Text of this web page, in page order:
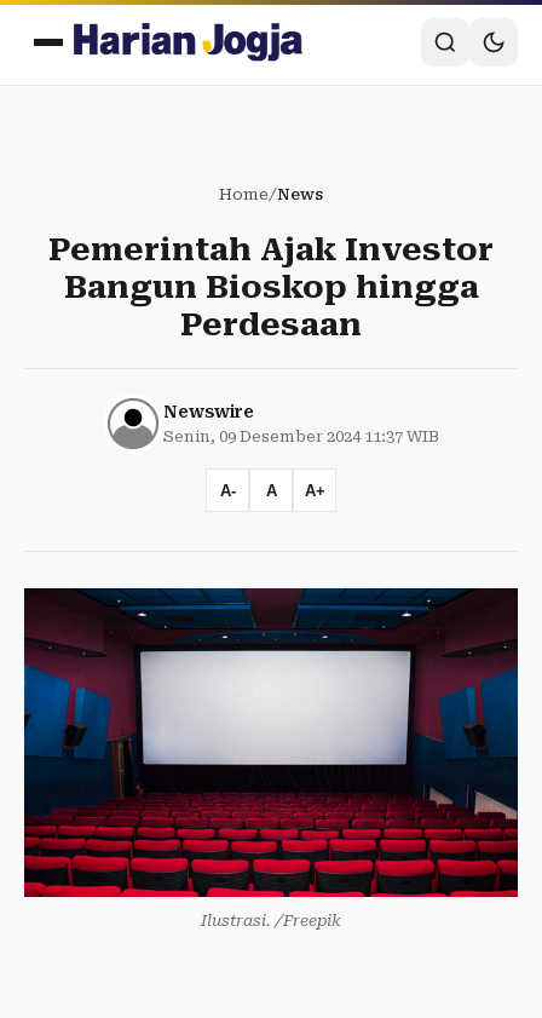
Home/News
Pemerintah Ajak Investor
Bangun Bioskop hingga
Perdesaan
Newswire
Senin, 09 Desember 2024 11:37 WIB
A- A A+
Ilustrasi. /Freepik